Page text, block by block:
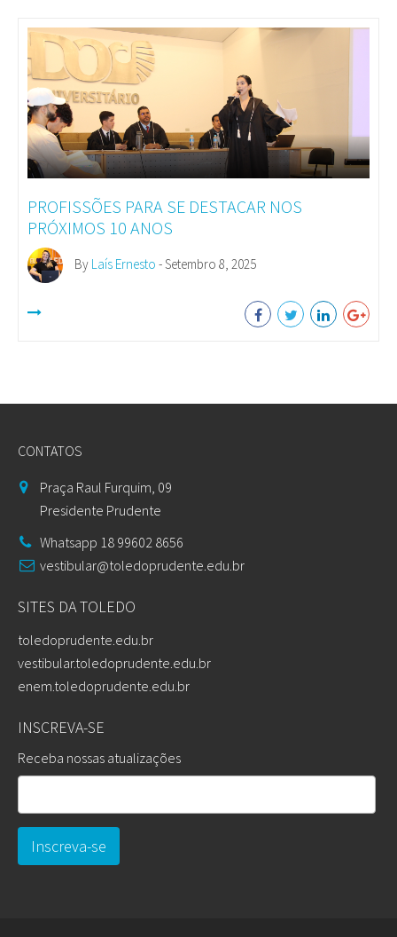
PROFISSÕES PARA SE DESTACAR NOS
PRÓXIMOS 10 ANOS
By Laís Ernesto - Setembro 8, 2025
CONTATOS
Praça Raul Furquim, 09
Presidente Prudente
Whatsapp 18 99602 8656
vestibular@toledoprudente.edu.br
SITES DA TOLEDO
toledoprudente.edu.br
vestibular.toledoprudente.edu.br
enem.toledoprudente.edu.br
INSCREVA-SE
Receba nossas atualizações